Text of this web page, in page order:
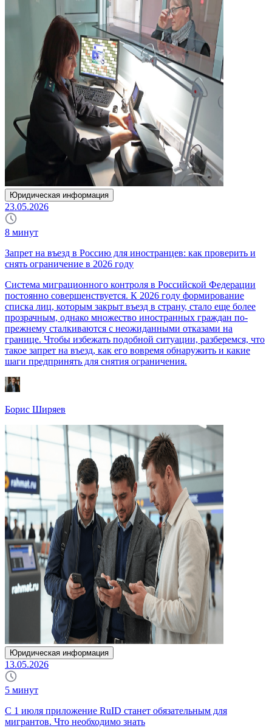
Юридическая информация
23.05.2026
8 минут
Запрет на въезд в Россию для иностранцев: как проверить и
снять ограничение в 2026 году
Система миграционного контроля в Российской Федерации
постоянно совершенствуется. К 2026 году формирование
списка лиц, которым закрыт въезд в страну, стало еще более
прозрачным, однако множество иностранных граждан по-
прежнему сталкиваются с неожиданными отказами на
границе. Чтобы избежать подобной ситуации, разберемся, что
такое запрет на въезд, как его вовремя обнаружить и какие
шаги предпринять для снятия ограничения.
Борис Ширяев
Юридическая информация
13.05.2026
5 минут
С 1 июля приложение RuID станет обязательным для
мигрантов. Что необходимо знать